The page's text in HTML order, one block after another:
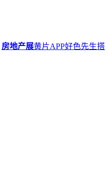
房地产展黄片APP好色先生搭